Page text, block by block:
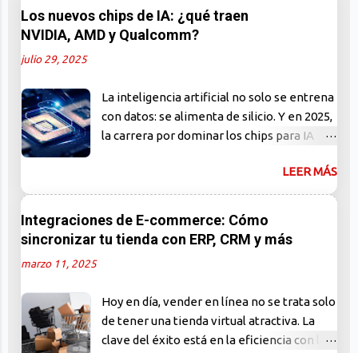
de la IA en el desarrollo de software y te
mostramos por qué los humanos siguen
siendo indispensables. El miedo al
artificial generativa ha generado una ola
de entusiasmo… y también de ansiedad.
Frases como "la IA ya escribe código mejor
desaparecerán en 5 años" se han vuelto
comunes en redes sociales y foros
técnicos. Pero, ¿qué tan cierto es todo
esto? La realidad es más matizada. Sí, la IA
tareas repetitivas. Pero escribir código no
es lo mismo que desarrollar software. ¿Qué
puede hacer la...
Los nuevos chips de IA: ¿qué traen
NVIDIA, AMD y Qualcomm?
julio 29, 2025
La inteligencia artificial no solo se entrena
con datos: se alimenta de silicio. Y en 2025,
la carrera por dominar los chips para IA
Qualcomm presentan arquitecturas que no
solo prometen más velocidad, sino
también eficiencia energética, capacidad
edge y, sobre todo, soberanía tecnológica.
Mientras el software generativo se roba
Blackwell El nuevo chip Blackwell B200 de
NVIDIA es la joya de la corona. Diseñado
especialmente para cargas de trabajo de
LEER MÁS
Integraciones de E-commerce: Cómo
sincronizar tu tienda con ERP, CRM y más
marzo 11, 2025
Hoy en día, vender en línea no se trata solo
de tener una tienda virtual atractiva. La
clave del éxito está en la eficiencia con la